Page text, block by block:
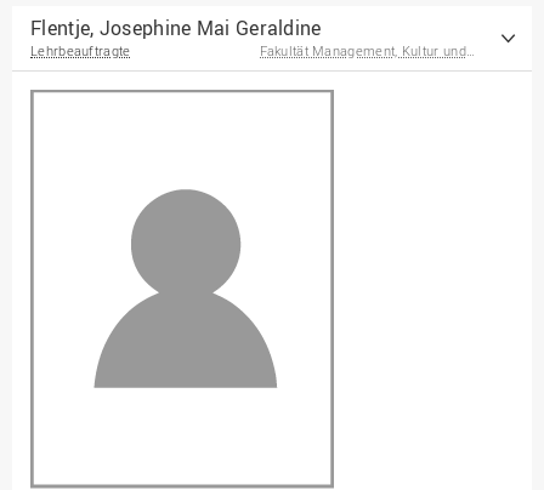
EU-Büro
Fakultät
Agrarwissenschaften und
und Informatik
Fakultät Management,
Kultur und Technik
Fakultät Wirtschafts- und
Sozialwissenschaften
Finanzen
Flentje, Josephine Mai Geraldine
Lehrbeauftragte Fakultät Management, Kultur und Technik